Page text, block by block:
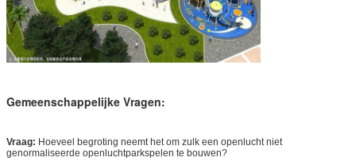
Gemeenschappelijke Vragen:
Vraag: Hoeveel begroting neemt het om zulk een openlucht niet
genormaliseerde openluchtparkspelen te bouwen?